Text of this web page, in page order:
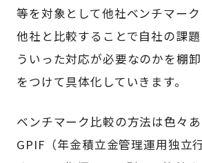
等を対象として他社ベンチマーク
他社と比較することで自社の課
ういった対応が必要なのかを棚
をつけて具体化していきます。
ベンチマーク比較の方法は色々あ
GPIF（年金積立金管理運用独立